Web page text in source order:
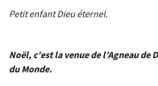
Petit enfant Dieu éternel.
Noël, c’est la venue de l’Agneau de
du Monde.